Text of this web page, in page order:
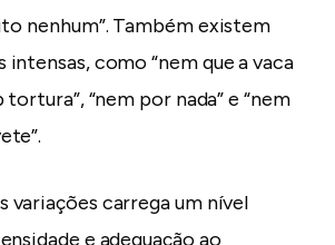
nenhum”. Também existem
intensas, como “nem que a vaca
tortura”, “nem por nada” e “nem
variações carrega um nível
e adequação ao